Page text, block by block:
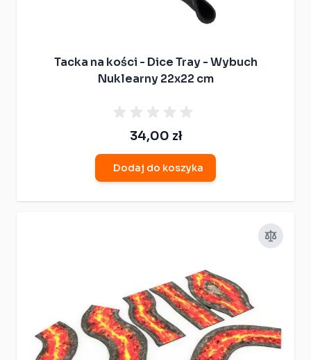
Tacka na kości - Dice Tray - Wybuch
Nuklearny 22x22 cm
34,00 zł
Dodaj do koszyka